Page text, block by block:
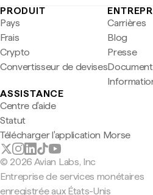
PRODUIT
Pays
Frais
Crypto
Convertisseur de devises
Carrières
Blog
Presse
ASSISTANCE
Centre d'aide
Statut
Télécharger l'application Morse
© 2026 Avian Labs, Inc
Entreprise de services monétaires
enregistrée aux États-Unis